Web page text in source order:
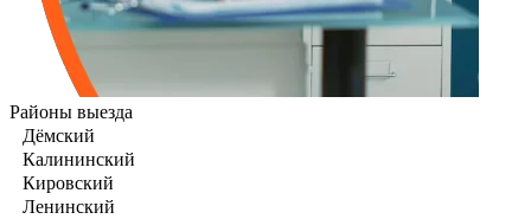
Районы выезда
Дёмский
Калининский
Кировский
Ленинский